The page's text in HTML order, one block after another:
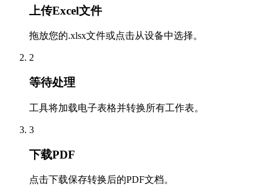
上传Excel文件
拖放您的.xlsx文件或点击从设备中选择。
2
等待处理
工具将加载电子表格并转换所有工作表。
3
下载PDF
点击下载保存转换后的PDF文档。